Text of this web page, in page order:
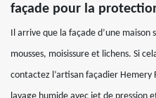
façade pour la
Il arrive que la façade d’une
mousses, moisissure et lichens. Si
contactez l’artisan façadier